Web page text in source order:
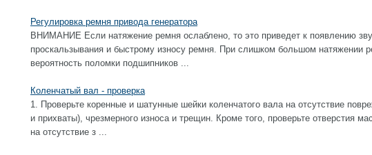
Регулировка ремня привода генератора
ВНИМАНИЕ Если натяжение ремня ослаблено, то это приведет к появлению
проскальзывания и быстрому износу ремня. При слишком большом натяжении
вероятность поломки подшипников ...
Коленчатый вал - проверка
1. Проверьте коренные и шатунные шейки коленчатого вала на отсутствие
и прихваты), чрезмерного износа и трещин. Кроме того, проверьте отверстия
на отсутствие з ...